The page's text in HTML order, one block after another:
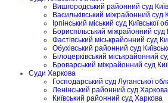
Вишгородський районний суд
Васильківський міжрайонний суд
Ірпінський міський суд Київської
Бориспільський міжрайонний суд
Фастівський міськрайонний суд
Обухівський районний суд
Білоцерківський міськрайонний
Броварський міжрайонний суд
Суди Харкова
Господарський суд Луганської
Ленінський районний суд Харкова
Київський районний суд Харкова